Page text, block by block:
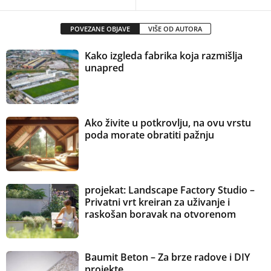
POVEZANE OBJAVE VIŠE OD AUTORA
Kako izgleda fabrika koja razmišlja
unapred
Ako živite u potkrovlju, na ovu vrstu
poda morate obratiti pažnju
projekat: Landscape Factory Studio –
Privatni vrt kreiran za uživanje i
raskošan boravak na otvorenom
Baumit Beton – Za brze radove i DIY